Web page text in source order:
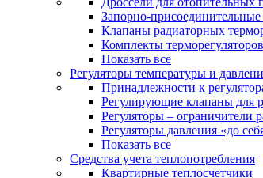
Запорно-
Клапаны радиаторных
Комплекты
Показать все
Регуляторы температуры и
Принадлежности к
Регулирующие клапаны для
Регуляторы – ограничители
Регуляторы давления «до
Показать все
Средства учета теплопотребления
Квартирные теплосчетчики